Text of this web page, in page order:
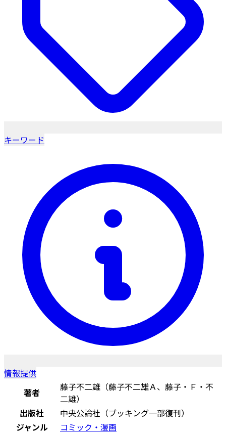
キーワード
情報提供
著者
藤子不二雄（藤子不二雄Ａ、藤子・Ｆ・不
二雄）
出版社
中央公論社（ブッキング一部復刊）
ジャンル
コミック・漫画